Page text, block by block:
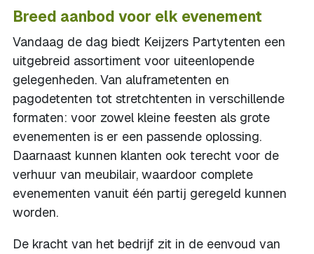
Breed aanbod voor elk evenement
Vandaag de dag biedt Keijzers Partytenten een
uitgebreid assortiment voor uiteenlopende
gelegenheden. Van aluframetenten en
pagodetenten tot stretchtenten in verschillende
formaten: voor zowel kleine feesten als grote
evenementen is er een passende oplossing.
Daarnaast kunnen klanten ook terecht voor de
verhuur van meubilair, waardoor complete
evenementen vanuit één partij geregeld kunnen
worden.
De kracht van het bedrijf zit in de eenvoud van